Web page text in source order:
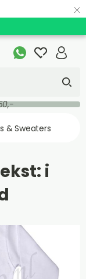
×
& Sweaters
i